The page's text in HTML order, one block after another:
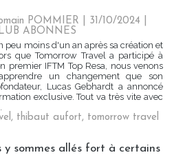
POMMIER | 31/10/2024
ABONNES
peu moins d'un an après sa création et
que Tomorrow Travel a participé à
premier IFTM Top Resa, nous venons
un changement que son
Lucas Gebhardt a annoncé
exclusive. Tout va très vite avec
, thibaut aufort, tomorrow travel
y sommes allés fort à certains